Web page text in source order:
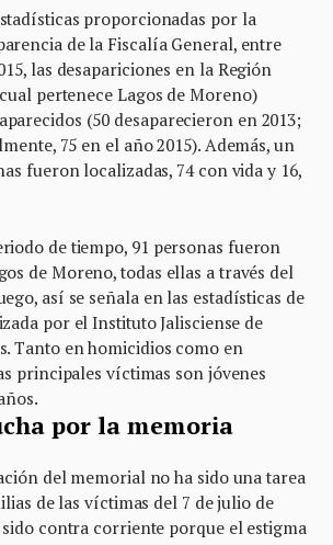
proporcionadas por la
de la Fiscalía General, entre
las desapariciones en la Región
pertenece Lagos de Moreno)
(50 desaparecieron en 2013;
75 en el año 2015). Además, un
fueron localizadas, 74 con vida y 16,
de tiempo, 91 personas fueron
de Moreno, todas ellas a través del
así se señala en las estadísticas de
por el Instituto Jalisciense de
Tanto en homicidios como en
principales víctimas son jóvenes
por la memoria
del memorial no ha sido una tarea
de las víctimas del 7 de julio de
sido contra corriente porque el estigma